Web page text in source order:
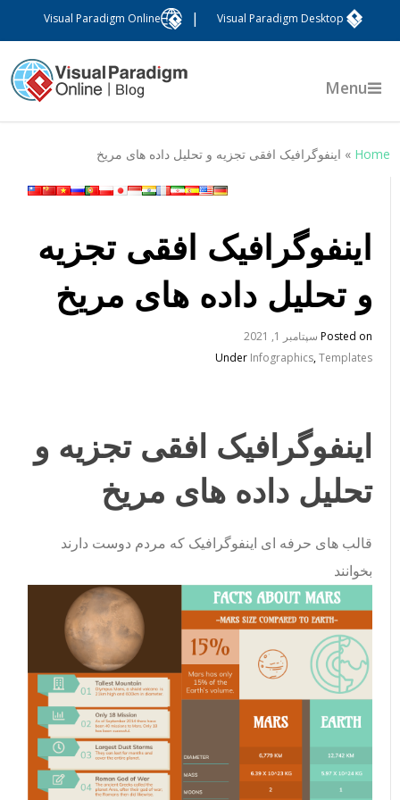
Visual Paradigm Desktop
Visual Paradigm Online
Menu
Home
» اینفوگرافیک افقی تجزیه و تحلیل داده های مریخ
اینفوگرافیک افقی تجزیه
و تحلیل داده های مریخ
Posted onسپتامبر 1, 2021
UnderInfographics,Templates
اینفوگرافیک افقی تجزیه و
تحلیل داده های مریخ
قالب های حرفه ای اینفوگرافیک که مردم دوست دارند
بخوانند